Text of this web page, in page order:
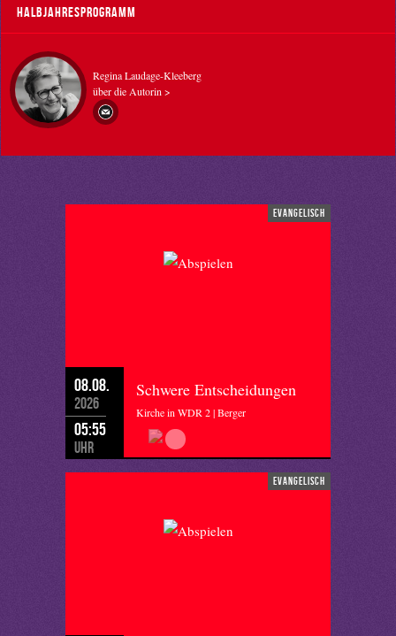
Halbjahresprogramm
Regina Laudage-Kleeberg
über die Autorin >
evangelisch
08.08.
2026
05:55
Uhr
Schwere Entscheidungen
Kirche in WDR 2 | Berger
evangelisch